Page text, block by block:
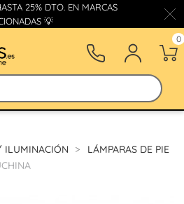
25% DTO. EN MARCAS
💡
0
ILUMINACIÓN
LÁMPARAS DE PIE